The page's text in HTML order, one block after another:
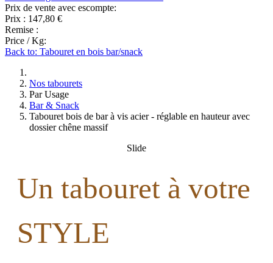
Prix de vente avec escompte:
Prix : 147,80 €
Remise :
Price / Kg:
Back to: Tabouret en bois bar/snack
Nos tabourets
Par Usage
Bar & Snack
Tabouret bois de bar à vis acier - réglable en hauteur avec
dossier chêne massif
Slide
Un tabouret à votre
STYLE